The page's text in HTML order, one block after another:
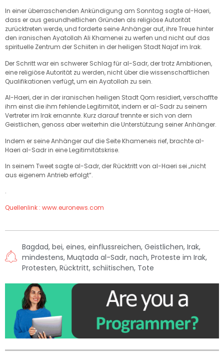
In einer überraschenden Ankündigung am Sonntag sagte al-Haeri,
dass er aus gesundheitlichen Gründen als religiöse Autorität
zurücktreten werde, und forderte seine Anhänger auf, ihre Treue hinter
den iranischen Ayatollah Ali Khamenei zu werfen und nicht auf das
spirituelle Zentrum der Schiiten in der heiligen Stadt Najaf im Irak.
Der Schritt war ein schwerer Schlag für al-Sadr, der trotz Ambitionen,
eine religiöse Autorität zu werden, nicht über die wissenschaftlichen
Qualifikationen verfügt, um ein Ayatollah zu sein.
Al-Haeri, der in der iranischen heiligen Stadt Qom residiert, verschaffte
ihm einst die ihm fehlende Legitimität, indem er al-Sadr zu seinem
Vertreter im Irak ernannte. Kurz darauf trennte er sich von dem
Geistlichen, genoss aber weiterhin die Unterstützung seiner Anhänger.
Indem er seine Anhänger auf die Seite Khameneis rief, brachte al-
Haeri al-Sadr in eine Legitimitätskrise.
In seinem Tweet sagte al-Sadr, der Rücktritt von al-Haeri sei „nicht
aus eigenem Antrieb erfolgt“.
.
Quellenlink : www.euronews.com
Bagdad, bei, eines, einflussreichen, Geistlichen, Irak,
mindestens, Muqtada al-Sadr, nach, Proteste im Irak,
Protesten, Rücktritt, schiitischen, Tote